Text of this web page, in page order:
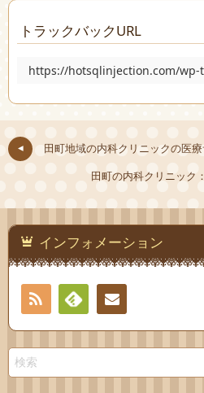
トラックバックURL
https://hotsqlinjection.com/wp-
田町地域の内科クリニックの医
田町の内科クリニック
インフォメーション
RSS
Feedlyお問